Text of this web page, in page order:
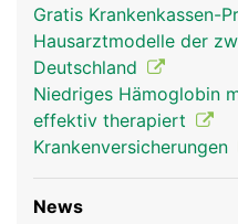
Gratis Krankenkassen-
Hausarztmodelle der
Deutschland
Niedriges Hämoglobin
effektiv therapiert
Krankenversicherungen
News